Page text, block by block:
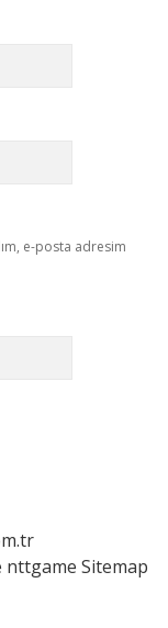
e-posta adresim
nttgame Sitemap